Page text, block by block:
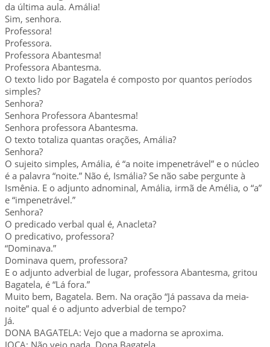
da última aula. Amália!
Sim, senhora.
Professora!
Professora.
Professora Abantesma!
Professora Abantesma.
O texto lido por Bagatela é composto por quantos períodos
simples?
Senhora?
Senhora Professora Abantesma!
Senhora professora Abantesma.
O texto totaliza quantas orações, Amália?
Senhora?
O sujeito simples, Amália, é “a noite impenetrável” e o núcleo
é a palavra “noite.” Não é, Ismália? Se não sabe pergunte à
Ismênia. E o adjunto adnominal, Amália, irmã de Amélia, o “a”
e “impenetrável.”
Senhora?
O predicado verbal qual é, Anacleta?
O predicativo, professora?
“Dominava.”
Dominava quem, professora?
E o adjunto adverbial de lugar, professora Abantesma, gritou
Bagatela, é “Lá fora.”
Muito bem, Bagatela. Bem. Na oração “Já passava da meia-
noite” qual é o adjunto adverbial de tempo?
Já.
DONA BAGATELA: Vejo que a madorna se aproxima.
JOÇA: Não vejo nada, Dona Bagatela.